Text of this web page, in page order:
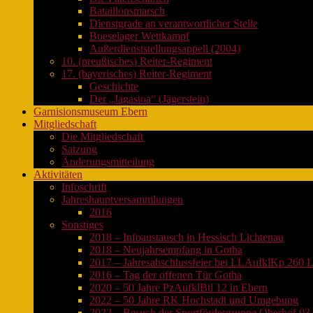
Bataillonsmarsch
Dienstgrade an verantwortlicher Stelle
Boeselager Wettkampf
Außerdienststellungsappell (2004)
10. (preußisches) Reiter-Regiment
17. (bayerisches) Reiter-Regiment
Geschichte
Der „Jagastoa“ (Jägerstein)
Garnisionsmuseum Ebern
Mitgliedschaft
Die Mitgliedschaft
Satzung
Änderungsmitteilung
Aktivitäten
Infoschrift
Jahreshauptversammlungen
2016
Sonstiges
2018 – Infoaustausch in Hessisch Lichtenau
2018 – Neujahrsempfang in Gotha
2017 – Jahresabschlussfeier bei LLAufklKp 260
2016 – Tag der offenen Tür Gotha
2020 – 50 Jahre PzAufklBtl 12 in Ebern
2022 – 50 Jahre RK Hochstadt und Umgebung